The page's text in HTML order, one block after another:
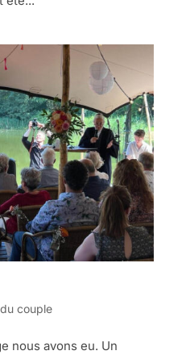
couple
nous avons eu. Un